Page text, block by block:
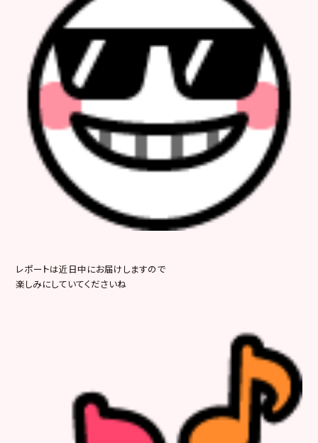
レポートは近日中にお届けしますので
楽しみにしていてくださいね